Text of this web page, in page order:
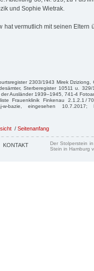
und Sophie Wietrak.
hat vermutlich mit seinen Eltern
2303/1943 Mirek Dziziong,
Sterberegister 10511 u.
Ausländer 1939–1945, 741-4
Frauenklinik Finkenau 2.1.2.1 /
w-bazie, eingesehen 10.7.2017;
/ Seitenanfang
KONTAKT
Der Stolperstein
Stein in Hamburg